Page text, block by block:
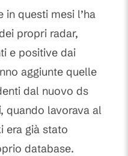
in questi mesi l’ha
propri radar,
e positive dai
aggiunte quelle
dal nuovo ds
, quando lavorava al
era già stato
database.